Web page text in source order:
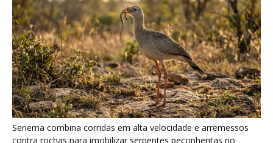
Ariranha sincroniza caça coletiva com vocalização subaquática
e cerca cardumes em rios rasos da Amazônia